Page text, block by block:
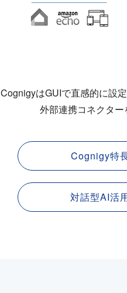
CognigyはGUIで直感的に設
外部連携コネクタ
Cognigy特
対話型AI活